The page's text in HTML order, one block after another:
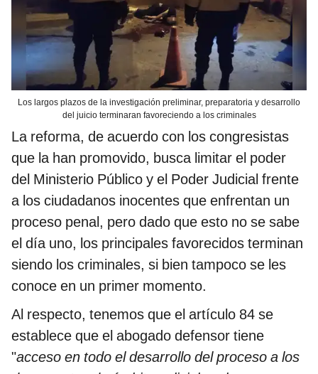
Los largos plazos de la investigación preliminar, preparatoria y desarrollo
del juicio terminaran favoreciendo a los criminales
La reforma, de acuerdo con los congresistas
que la han promovido, busca limitar el poder
del Ministerio Público y el Poder Judicial frente
a los ciudadanos inocentes que enfrentan un
proceso penal, pero dado que esto no se sabe
el día uno, los principales favorecidos terminan
siendo los criminales, si bien tampoco se les
conoce en un primer momento.
Al respecto, tenemos que el artículo 84 se
establece que el abogado defensor tiene
"acceso en todo el desarrollo del proceso a los